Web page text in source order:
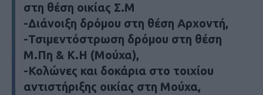
στη θέση οικίας Σ.Μ
-Διάνοιξη δρόμου στη θέση Αρχοντή,
-Τσιμεντόστρωση δρόμου στη θέση
Μ.Πη & Κ.Η (Μούχα),
-Κολώνες και δοκάρια στο τοιχίου
αντιστήριξης οικίας στη Μούχα,